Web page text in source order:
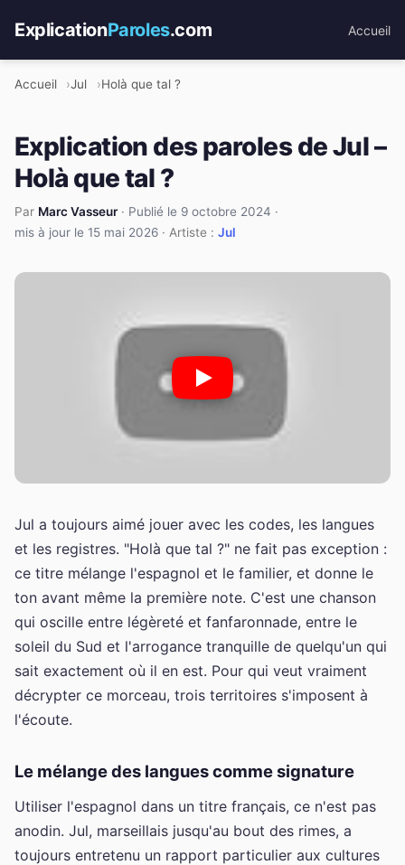
ExplicationParoles.com Accueil
Accueil Jul Holà que tal ?
Explication des paroles de Jul –
Holà que tal ?
Par Marc Vasseur· Publié le 9 octobre 2024 ·
mis à jour le 15 mai 2026 · Artiste : Jul
Jul a toujours aimé jouer avec les codes, les langues
et les registres. "Holà que tal ?" ne fait pas exception :
ce titre mélange l'espagnol et le familier, et donne le
ton avant même la première note. C'est une chanson
qui oscille entre légèreté et fanfaronnade, entre le
soleil du Sud et l'arrogance tranquille de quelqu'un qui
sait exactement où il en est. Pour qui veut vraiment
décrypter ce morceau, trois territoires s'imposent à
l'écoute.
Le mélange des langues comme signature
Utiliser l'espagnol dans un titre français, ce n'est pas
anodin. Jul, marseillais jusqu'au bout des rimes, a
toujours entretenu un rapport particulier aux cultures